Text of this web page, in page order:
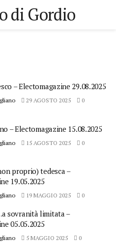
– Electomagazine 29.08.2025
29 AGOSTO 2025 0
– Electomagazine 15.08.2025
15 AGOSTO 2025 0
proprio) tedesca –
19.05.2025
19 MAGGIO 2025 0
sovranità limitata –
05.05.2025
5 MAGGIO 2025 0